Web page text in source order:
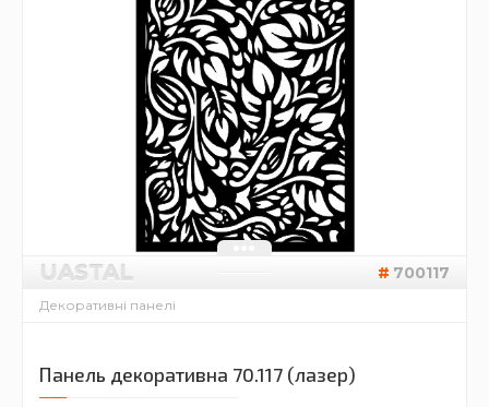
UASTAL 700117
Декоративні панелі
Панель декоративна 70.117 (лазер)